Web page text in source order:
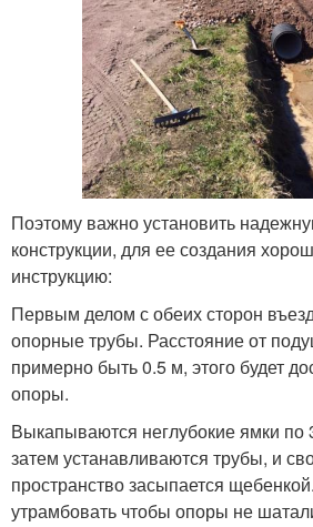
Поэтому важно установить
конструкции, для ее создания
инструкцию:
Первым делом с обеих сторон
опорные трубы. Расстояние от
примерно быть 0.5 м, этого будет
опоры.
Выкапываются неглубокие ямки по
затем устанавливаются трубы, и
пространство засыпается
утрамбовать чтобы опоры не